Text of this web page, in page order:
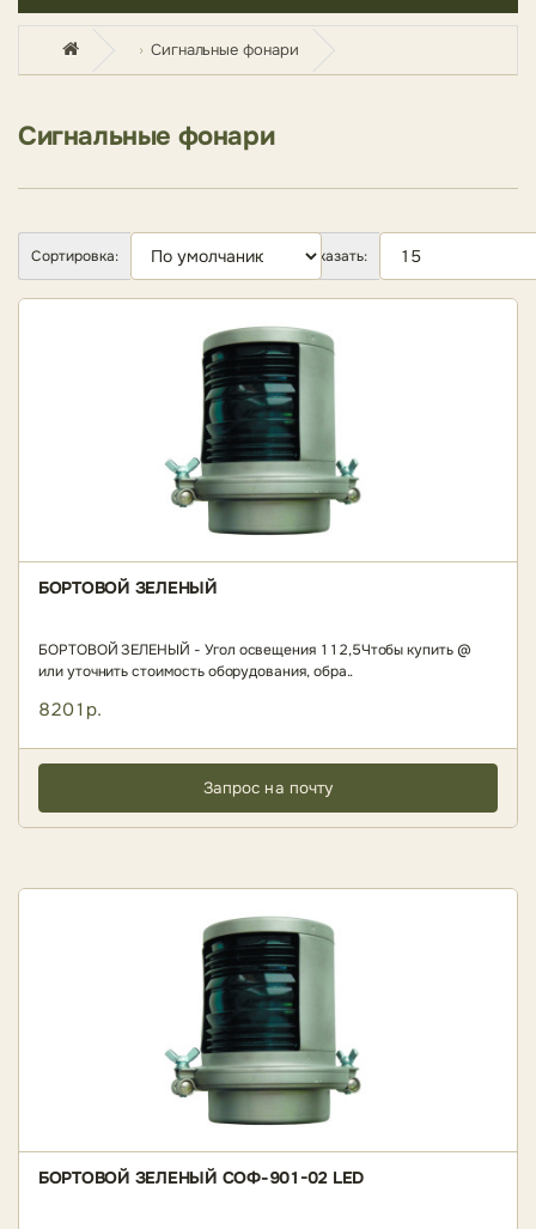
Сигнальные фонари
Сигнальные фонари
Сортировка: Показать:
БОРТОВОЙ ЗЕЛЕНЫЙ
БОРТОВОЙ ЗЕЛЕНЫЙ - Угол освещения 112,5Чтобы купить @
или уточнить стоимость оборудования, обра..
8201р.
Запрос на почту
БОРТОВОЙ ЗЕЛЕНЫЙ СОФ-901-02 LED